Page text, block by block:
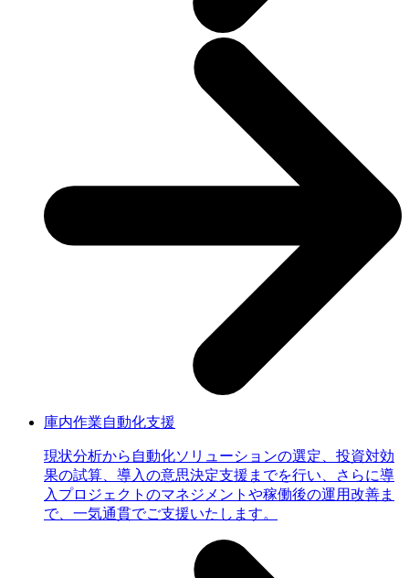
庫内作業自動化支援
現状分析から自動化ソリューションの選定、投資対効
果の試算、導入の意思決定支援までを行い、さらに導
入プロジェクトのマネジメントや稼働後の運用改善ま
で、一気通貫でご支援いたします。